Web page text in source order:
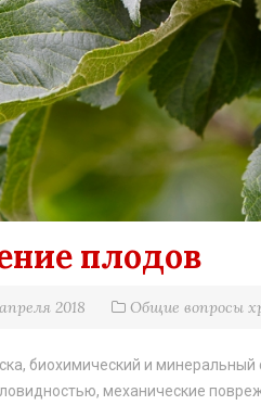
плодов
2018 Общие вопросы
биохимический и
механические